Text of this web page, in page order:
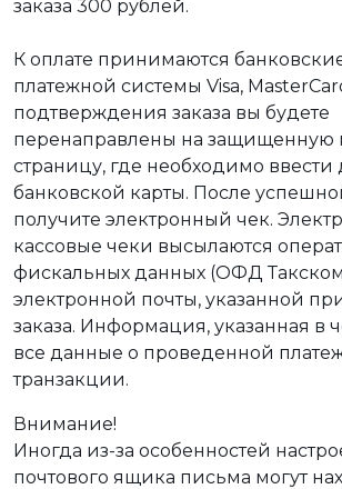
заказа 300 рублей.
К оплате принимаются
платежной системы Visa,
подтверждения заказа вы будете
перенаправлены на защищенную
страницу, где необходимо
банковской карты. После
получите электронный чек.
кассовые чеки высылаются
фискальных данных (ОФД
электронной почты, указанной
заказа. Информация, указанная в
все данные о проведенной
транзакции.
Внимание!
Иногда из-за особенностей
почтового ящика письма могут